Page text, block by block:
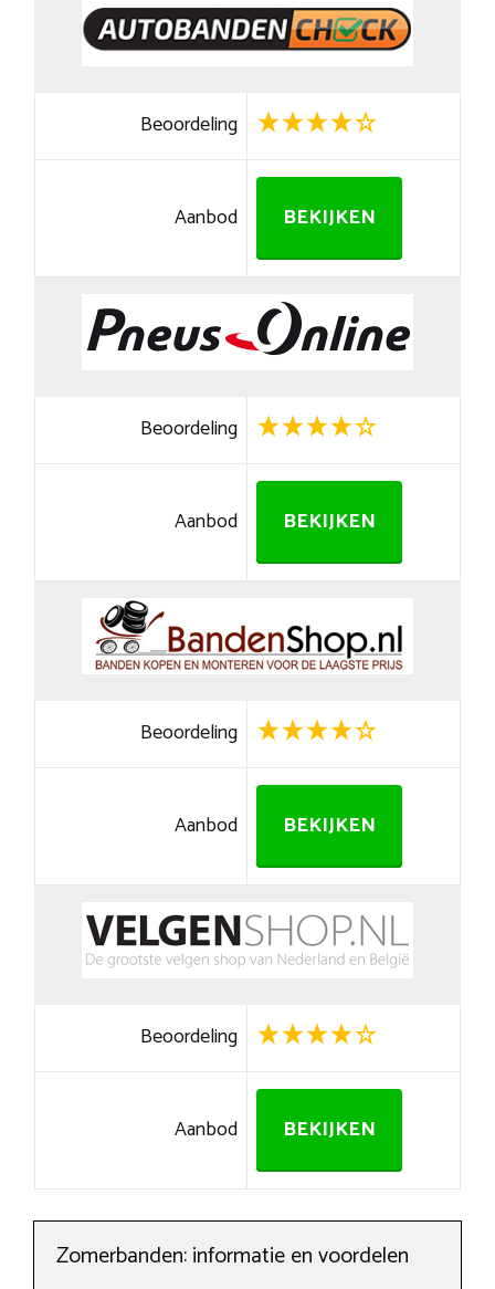
Beoordeling
Aanbod BEKIJKEN
Beoordeling
Aanbod BEKIJKEN
Beoordeling
Aanbod BEKIJKEN
Beoordeling
Aanbod BEKIJKEN
Zomerbanden: informatie en voordelen